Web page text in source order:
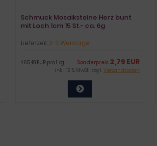
Schmuck Mosaiksteine Herz bunt
mit Loch 1cm 15 St.- ca. 6g
Lieferzeit:2-3 Werktage
Sonderpreis 2,79 EUR
465,48 EUR pro 1 kg
inkl. 19 % MwSt. zzgl. Versandkosten